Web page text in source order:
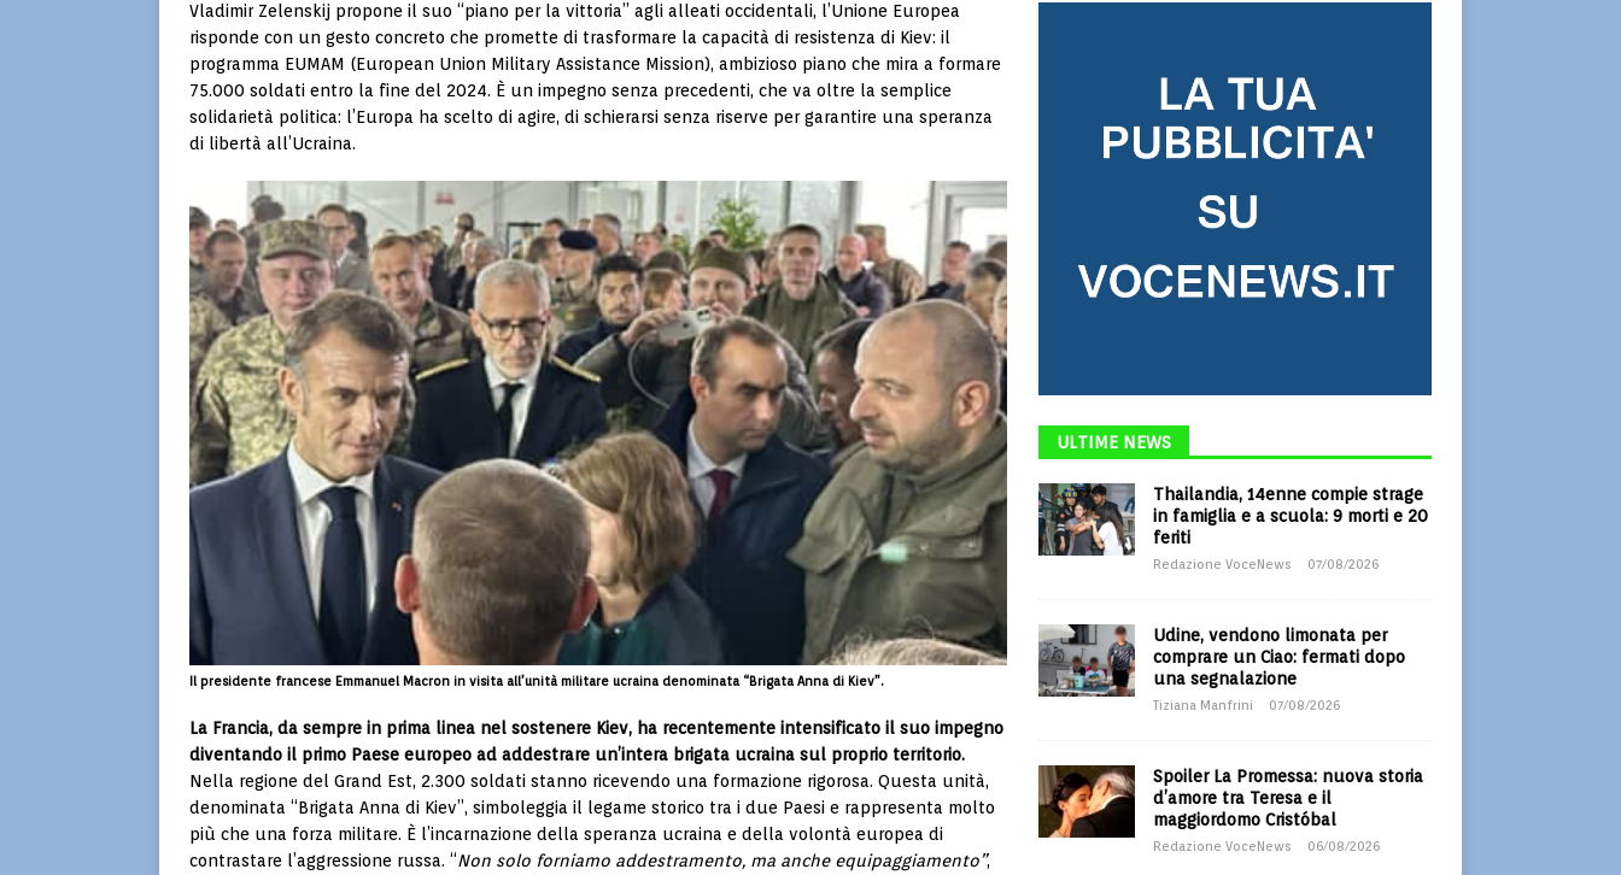
Vladimir Zelenskij propone il suo “piano per la vittoria” agli alleati occidentali, l’Unione Europea
risponde con un gesto concreto che promette di trasformare la capacità di resistenza di Kiev: il
programma EUMAM (European Union Military Assistance Mission), ambizioso piano che mira a formare
75.000 soldati entro la fine del 2024. È un impegno senza precedenti, che va oltre la semplice
solidarietà politica: l’Europa ha scelto di agire, di schierarsi senza riserve per garantire una speranza
di libertà all’Ucraina.
Il presidente francese Emmanuel Macron in visita all’unità militare ucraina denominata “Brigata Anna di Kiev”.
La Francia, da sempre in prima linea nel sostenere Kiev, ha recentemente intensificato il suo impegno
diventando il primo Paese europeo ad addestrare un’intera brigata ucraina sul proprio territorio.
Nella regione del Grand Est, 2.300 soldati stanno ricevendo una formazione rigorosa. Questa unità,
denominata “Brigata Anna di Kiev”, simboleggia il legame storico tra i due Paesi e rappresenta molto
più che una forza militare. È l’incarnazione della speranza ucraina e della volontà europea di
contrastare l’aggressione russa. “Non solo forniamo addestramento, ma anche equipaggiamento”,
ULTIME NEWS
Thailandia, 14enne compie strage
in famiglia e a scuola: 9 morti e 20
feriti
Redazione VoceNews 07/08/2026
Udine, vendono limonata per
comprare un Ciao: fermati dopo
una segnalazione
Tiziana Manfrini 07/08/2026
Spoiler La Promessa: nuova storia
d’amore tra Teresa e il
maggiordomo Cristóbal
Redazione VoceNews 06/08/2026